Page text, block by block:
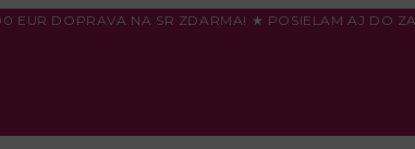
EUR DOPRAVA NA SR ZDARMA! ★ POSIELAM AJ DO